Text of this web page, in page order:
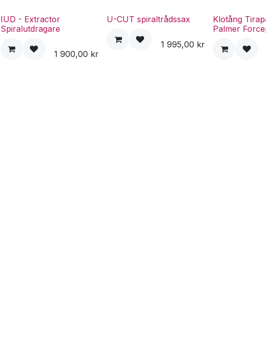
IUD - Extractor
Spiralutdragare
1 900,00 kr
U-CUT spiraltrådssax
1 995,00 kr
Klotång
Palmer